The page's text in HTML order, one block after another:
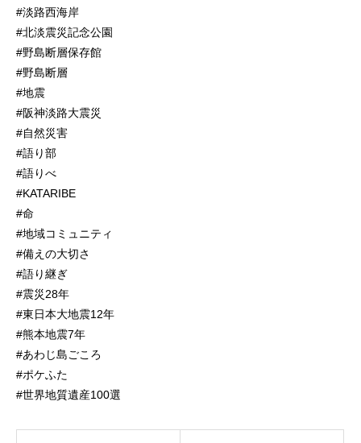
#淡路西海岸
#北淡震災記念公園
#野島断層保存館
#野島断層
#地震
#阪神淡路大震災
#自然災害
#語り部
#語りべ
#KATARIBE
#命
#地域コミュニティ
#備えの大切さ
#語り継ぎ
#震災28年
#東日本大地震12年
#熊本地震7年
#あわじ島ごころ
#ポケふた
#世界地質遺産100選